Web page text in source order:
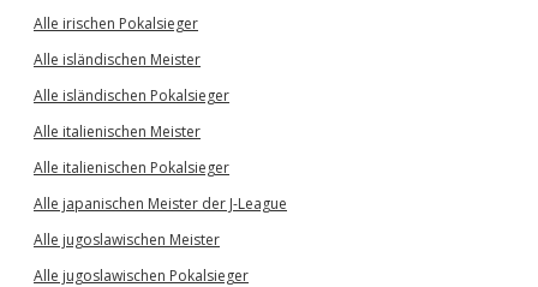
Alle irischen Pokalsieger
Alle isländischen Meister
Alle isländischen Pokalsieger
Alle italienischen Meister
Alle italienischen Pokalsieger
Alle japanischen Meister der J-League
Alle jugoslawischen Meister
Alle jugoslawischen Pokalsieger